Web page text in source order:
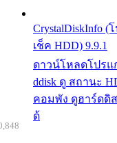
CrystalDiskInfo (
เช็ค HDD) 9.9.1
ดาวน์โหลดโปรแ
ddisk ดู สถานะ
คอมพัง ดูฮาร์ดดิส
ด้